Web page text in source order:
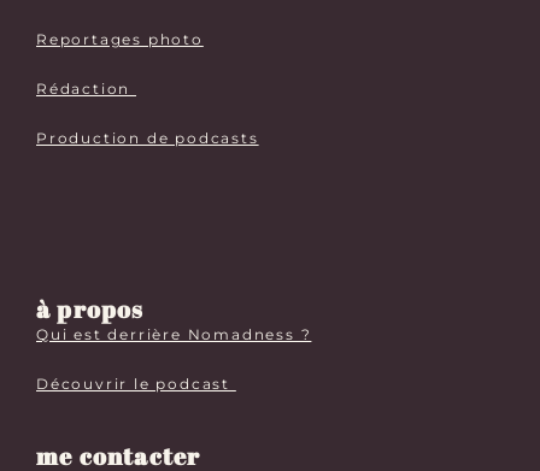
me contacter
Reportages photo
Rédaction
Production de podcasts
à propos
Qui est derrière Nomadness ?
Découvrir le podcast